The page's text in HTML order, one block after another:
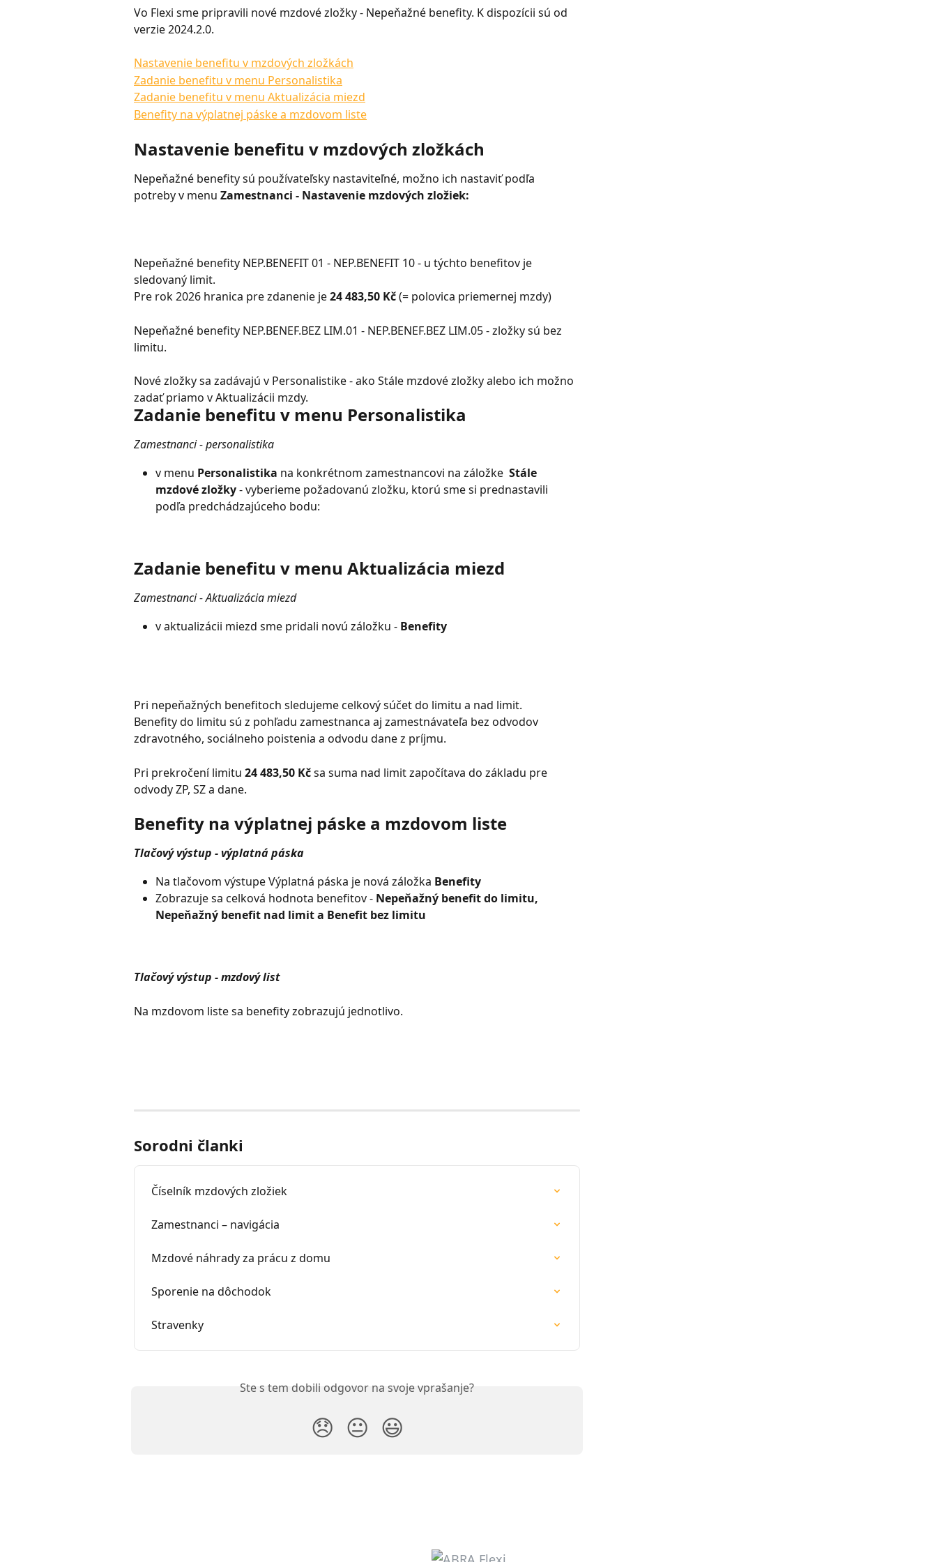
Vo Flexi sme pripravili nové mzdové zložky - Nepeňažné benefity. K dispozícii sú od
verzie 2024.2.0.
Nastavenie benefitu v mzdových zložkách
Zadanie benefitu v menu Personalistika
Zadanie benefitu v menu Aktualizácia miezd
Benefity na výplatnej páske a mzdovom liste
Nastavenie benefitu v mzdových zložkách
Nepeňažné benefity sú používateľsky nastaviteľné, možno ich nastaviť podľa
potreby v menu Zamestnanci - Nastavenie mzdových zložiek:
Nepeňažné benefity NEP.BENEFIT 01 - NEP.BENEFIT 10 - u týchto benefitov je
sledovaný limit.
Pre rok 2026 hranica pre zdanenie je 24 483,50 Kč (= polovica priemernej mzdy)
Nepeňažné benefity NEP.BENEF.BEZ LIM.01 - NEP.BENEF.BEZ LIM.05 - zložky sú bez
limitu.
Nové zložky sa zadávajú v Personalistike - ako Stále mzdové zložky alebo ich možno
zadať priamo v Aktualizácii mzdy.
Zadanie benefitu v menu Personalistika
Zamestnanci - personalistika
v menu Personalistika na konkrétnom zamestnancovi na záložke Stále
mzdové zložky - vyberieme požadovanú zložku, ktorú sme si prednastavili
podľa predchádzajúceho bodu:
Zadanie benefitu v menu Aktualizácia miezd
Zamestnanci - Aktualizácia miezd
v aktualizácii miezd sme pridali novú záložku - Benefity
Pri nepeňažných benefitoch sledujeme celkový súčet do limitu a nad limit.
Benefity do limitu sú z pohľadu zamestnanca aj zamestnávateľa bez odvodov
zdravotného, sociálneho poistenia a odvodu dane z príjmu.
Pri prekročení limitu 24 483,50 Kč sa suma nad limit započítava do základu pre
odvody ZP, SZ a dane.
Benefity na výplatnej páske a mzdovom liste
Tlačový výstup - výplatná páska
Na tlačovom výstupe Výplatná páska je nová záložka Benefity
Zobrazuje sa celková hodnota benefitov - Nepeňažný benefit do limitu,
Nepeňažný benefit nad limit a Benefit bez limitu
Tlačový výstup - mzdový list
Na mzdovom liste sa benefity zobrazujú jednotlivo.
Sorodni članki
Číselník mzdových zložiek
Zamestnanci – navigácia
Mzdové náhrady za prácu z domu
Sporenie na dôchodok
Stravenky
Ste s tem dobili odgovor na svoje vprašanje?
😞 😐 😃